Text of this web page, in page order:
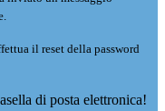
il reset della password
di posta elettronica!